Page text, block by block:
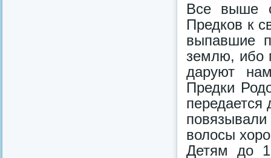
Все выше
Предков к
выпавшие
землю, ибо
даруют
Предки
волосы
Детям до